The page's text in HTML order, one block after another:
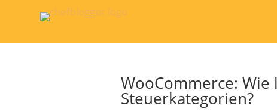
WooCommerce: Wie
Steuerkategorien?